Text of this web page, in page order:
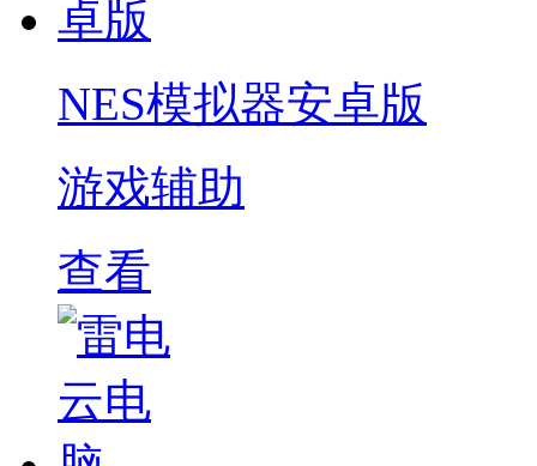
NES模拟器安卓版
游戏辅助
查看